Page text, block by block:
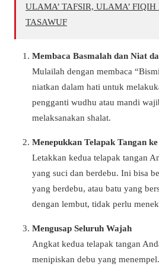
ULAMA’ TAFSIR, ULAMA’
TASAWUF
Membaca Basmalah dan Niat
Mulailah dengan membaca
niatkan dalam hati untuk
pengganti wudhu atau mandi
melaksanakan shalat.
Menepukkan Telapak Tangan
Letakkan kedua telapak tangan
yang suci dan berdebu. Ini bisa
yang berdebu, atau batu yang
dengan lembut, tidak perlu
Mengusap Seluruh Wajah
Angkat kedua telapak tangan
menipiskan debu yang